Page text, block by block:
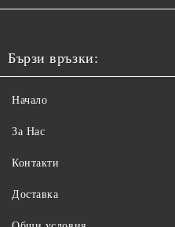
Бързи връзки:
Начало
За Нас
Контакти
Доставка